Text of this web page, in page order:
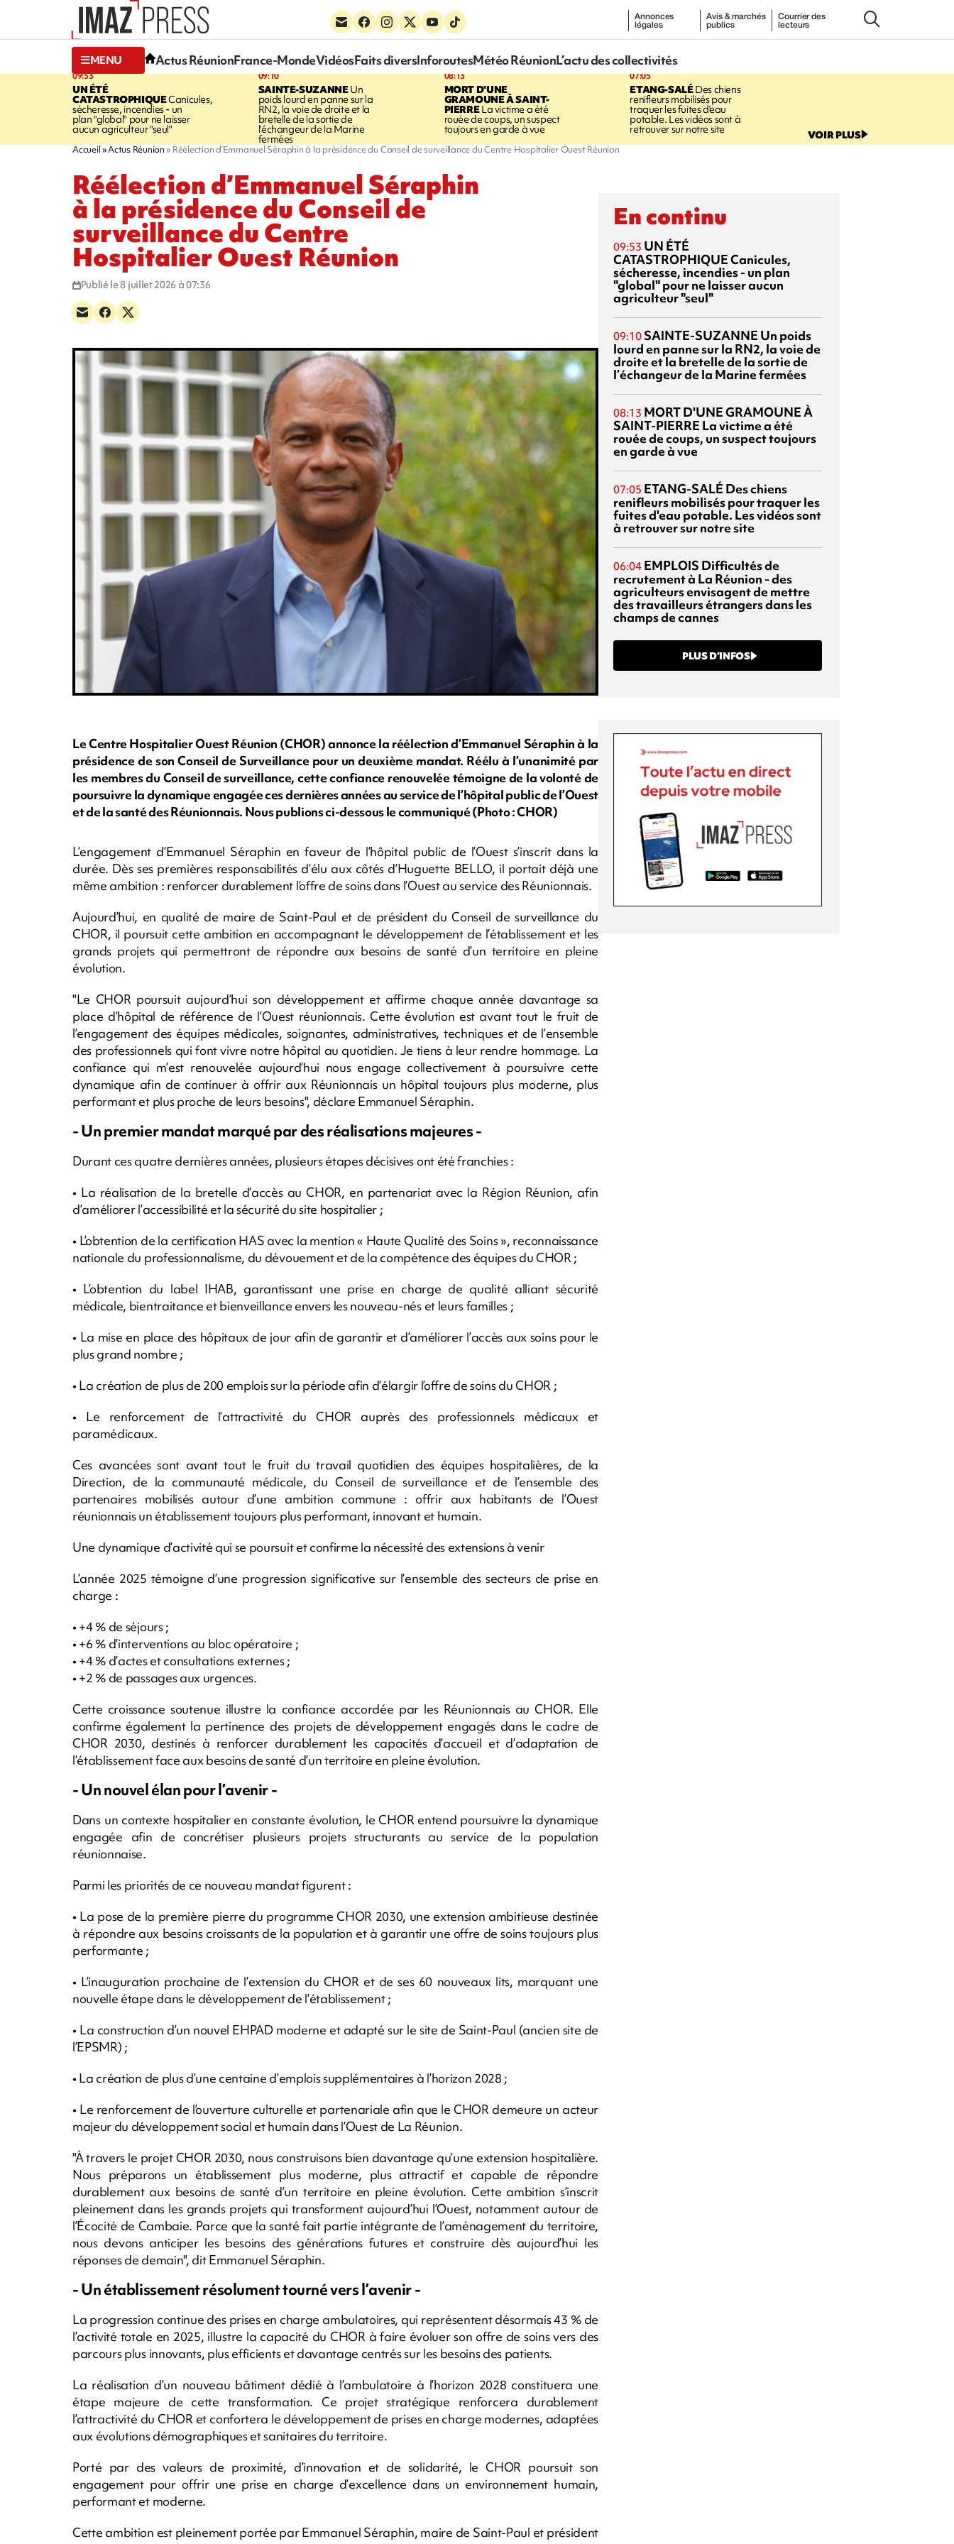
Annonces
légales
Avis & marchés
publics
Courrier des
lecteurs
MENU Actus RéunionFrance-MondeVidéosFaits diversInforoutesMétéo RéunionL’actu des collectivités
09:53
UN ÉTÉ
CATASTROPHIQUECanicules,
sécheresse, incendies - un
plan "global" pour ne laisser
aucun agriculteur "seul"
09:10
SAINTE-SUZANNEUn
poids lourd en panne sur la
RN2, la voie de droite et la
bretelle de la sortie de
l’échangeur de la Marine
fermées
08:13
MORT D'UNE
GRAMOUNE À SAINT-
PIERRELa victime a été
rouée de coups, un suspect
toujours en garde à vue
07:05
ETANG-SALÉDes chiens
renifleurs mobilisés pour
traquer les fuites d'eau
potable. Les vidéos sont à
retrouver sur notre site VOIR PLUS
Accueil Actus Réunion Réélection d’Emmanuel Séraphin à la présidence du Conseil de surveillance du Centre Hospitalier Ouest Réunion
Réélection d’Emmanuel Séraphin
à la présidence du Conseil de
surveillance du Centre
Hospitalier Ouest Réunion
Publié le 8 juillet 2026 à 07:36
Le Centre Hospitalier Ouest Réunion (CHOR) annonce la réélection d’Emmanuel Séraphin à la
présidence de son Conseil de Surveillance pour un deuxième mandat. Réélu à l’unanimité par
les membres du Conseil de surveillance, cette confiance renouvelée témoigne de la volonté de
poursuivre la dynamique engagée ces dernières années au service de l’hôpital public de l’Ouest
et de la santé des Réunionnais. Nous publions ci-dessous le communiqué (Photo : CHOR)
L’engagement d’Emmanuel Séraphin en faveur de l’hôpital public de l’Ouest s’inscrit dans la
durée. Dès ses premières responsabilités d’élu aux côtés d’Huguette BELLO, il portait déjà une
même ambition : renforcer durablement l’offre de soins dans l’Ouest au service des Réunionnais.
Aujourd’hui, en qualité de maire de Saint-Paul et de président du Conseil de surveillance du
CHOR, il poursuit cette ambition en accompagnant le développement de l’établissement et les
grands projets qui permettront de répondre aux besoins de santé d’un territoire en pleine
évolution.
"Le CHOR poursuit aujourd’hui son développement et affirme chaque année davantage sa
place d’hôpital de référence de l’Ouest réunionnais. Cette évolution est avant tout le fruit de
l’engagement des équipes médicales, soignantes, administratives, techniques et de l’ensemble
des professionnels qui font vivre notre hôpital au quotidien. Je tiens à leur rendre hommage. La
confiance qui m’est renouvelée aujourd’hui nous engage collectivement à poursuivre cette
dynamique afin de continuer à offrir aux Réunionnais un hôpital toujours plus moderne, plus
performant et plus proche de leurs besoins", déclare Emmanuel Séraphin.
- Un premier mandat marqué par des réalisations majeures -
Durant ces quatre dernières années, plusieurs étapes décisives ont été franchies :
• La réalisation de la bretelle d’accès au CHOR, en partenariat avec la Région Réunion, afin
d’améliorer l’accessibilité et la sécurité du site hospitalier ;
• L’obtention de la certification HAS avec la mention « Haute Qualité des Soins », reconnaissance
nationale du professionnalisme, du dévouement et de la compétence des équipes du CHOR ;
• L’obtention du label IHAB, garantissant une prise en charge de qualité alliant sécurité
médicale, bientraitance et bienveillance envers les nouveau-nés et leurs familles ;
• La mise en place des hôpitaux de jour afin de garantir et d’améliorer l’accès aux soins pour le
plus grand nombre ;
• La création de plus de 200 emplois sur la période afin d’élargir l’offre de soins du CHOR ;
• Le renforcement de l’attractivité du CHOR auprès des professionnels médicaux et
paramédicaux.
Ces avancées sont avant tout le fruit du travail quotidien des équipes hospitalières, de la
Direction, de la communauté médicale, du Conseil de surveillance et de l’ensemble des
partenaires mobilisés autour d’une ambition commune : offrir aux habitants de l’Ouest
réunionnais un établissement toujours plus performant, innovant et humain.
Une dynamique d’activité qui se poursuit et confirme la nécessité des extensions à venir
L’année 2025 témoigne d’une progression significative sur l’ensemble des secteurs de prise en
charge :
• +4 % de séjours ;
• +6 % d’interventions au bloc opératoire ;
• +4 % d’actes et consultations externes ;
• +2 % de passages aux urgences.
Cette croissance soutenue illustre la confiance accordée par les Réunionnais au CHOR. Elle
confirme également la pertinence des projets de développement engagés dans le cadre de
CHOR 2030, destinés à renforcer durablement les capacités d’accueil et d’adaptation de
l’établissement face aux besoins de santé d’un territoire en pleine évolution.
- Un nouvel élan pour l’avenir -
Dans un contexte hospitalier en constante évolution, le CHOR entend poursuivre la dynamique
engagée afin de concrétiser plusieurs projets structurants au service de la population
réunionnaise.
Parmi les priorités de ce nouveau mandat figurent :
• La pose de la première pierre du programme CHOR 2030, une extension ambitieuse destinée
à répondre aux besoins croissants de la population et à garantir une offre de soins toujours plus
performante ;
• L’inauguration prochaine de l’extension du CHOR et de ses 60 nouveaux lits, marquant une
nouvelle étape dans le développement de l’établissement ;
• La construction d’un nouvel EHPAD moderne et adapté sur le site de Saint-Paul (ancien site de
l’EPSMR) ;
• La création de plus d’une centaine d’emplois supplémentaires à l’horizon 2028 ;
• Le renforcement de l’ouverture culturelle et partenariale afin que le CHOR demeure un acteur
majeur du développement social et humain dans l’Ouest de La Réunion.
"À travers le projet CHOR 2030, nous construisons bien davantage qu’une extension hospitalière.
Nous préparons un établissement plus moderne, plus attractif et capable de répondre
durablement aux besoins de santé d’un territoire en pleine évolution. Cette ambition s’inscrit
pleinement dans les grands projets qui transforment aujourd’hui l’Ouest, notamment autour de
l’Écocité de Cambaie. Parce que la santé fait partie intégrante de l’aménagement du territoire,
nous devons anticiper les besoins des générations futures et construire dès aujourd’hui les
réponses de demain", dit Emmanuel Séraphin.
- Un établissement résolument tourné vers l’avenir -
La progression continue des prises en charge ambulatoires, qui représentent désormais 43 % de
l’activité totale en 2025, illustre la capacité du CHOR à faire évoluer son offre de soins vers des
parcours plus innovants, plus efficients et davantage centrés sur les besoins des patients.
La réalisation d’un nouveau bâtiment dédié à l’ambulatoire à l’horizon 2028 constituera une
étape majeure de cette transformation. Ce projet stratégique renforcera durablement
l’attractivité du CHOR et confortera le développement de prises en charge modernes, adaptées
aux évolutions démographiques et sanitaires du territoire.
Porté par des valeurs de proximité, d’innovation et de solidarité, le CHOR poursuit son
engagement pour offrir une prise en charge d’excellence dans un environnement humain,
performant et moderne.
Cette ambition est pleinement portée par Emmanuel Séraphin, maire de Saint-Paul et président
En continu
09:53 UN ÉTÉ
CATASTROPHIQUECanicules,
sécheresse, incendies - un plan
"global" pour ne laisser aucun
agriculteur "seul"
09:10 SAINTE-SUZANNE Un poids
lourd en panne sur la RN2, la voie de
droite et la bretelle de la sortie de
l’échangeur de la Marine fermées
08:13 MORT D'UNE GRAMOUNE À
SAINT-PIERRE La victime a été
rouée de coups, un suspect toujours
en garde à vue
07:05 ETANG-SALÉ Des chiens
renifleurs mobilisés pour traquer les
fuites d'eau potable. Les vidéos sont
à retrouver sur notre site
06:04 EMPLOIS Difficultés de
recrutement à La Réunion - des
agriculteurs envisagent de mettre
des travailleurs étrangers dans les
champs de cannes
PLUS D’INFOS